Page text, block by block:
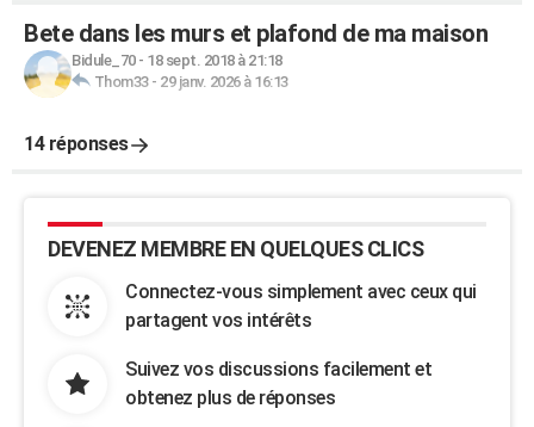
Bete dans les murs et plafond de ma maison
Bidule_70- 18 sept. 2018 à 21:18
Thom33- 29 janv. 2026 à 16:13
14 réponses
DEVENEZ MEMBRE EN QUELQUES CLICS
Connectez-vous simplement avec ceux qui
partagent vos intérêts
Suivez vos discussions facilement et
obtenez plus de réponses